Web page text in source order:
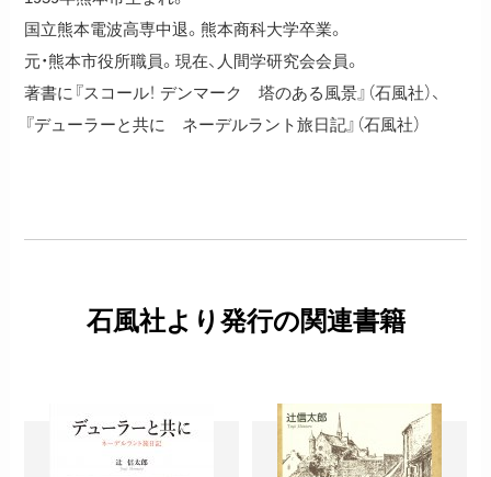
国立熊本電波高専中退。熊本商科大学卒業。
元・熊本市役所職員。現在、人間学研究会会員。
著書に『スコール！ デンマーク 塔のある風景』（石風社）、
『デューラーと共に ネーデルラント旅日記』（石風社）
石風社より発行の関連書籍